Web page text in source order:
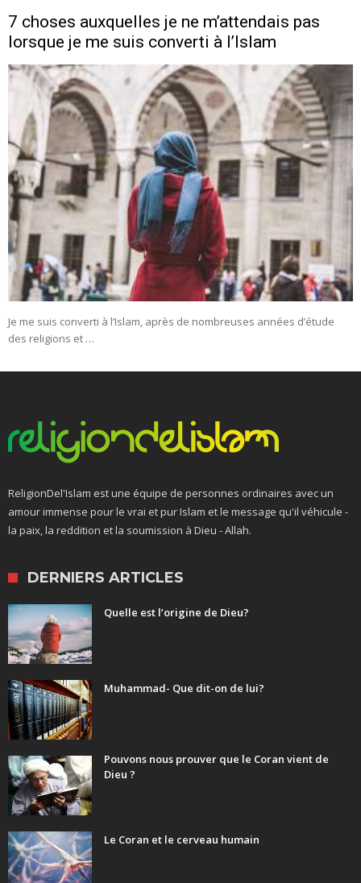
7 choses auxquelles je ne m’attendais pas
lorsque je me suis converti à l’Islam
Je me suis converti à l’Islam, après de nombreuses années d’étude
des religions et …
ReligionDel'Islam est une équipe de personnes ordinaires avec un
amour immense pour le vrai et pur Islam et le message qu'il véhicule -
la paix, la reddition et la soumission à Dieu - Allah.
DERNIERS ARTICLES
Quelle est l’origine de Dieu?
Muhammad- Que dit-on de lui?
Pouvons nous prouver que le Coran vient de
Dieu ?
Le Coran et le cerveau humain